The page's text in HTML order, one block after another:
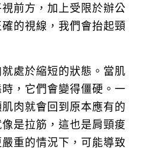
前方，加上受限於辦公
的視線，我們會抬起頸
處於縮短的狀態。當肌
，它們會變得僵硬。一
肉就會回到原本應有的
是拉筋，這也是肩頸痠
重的情況下，可能導致